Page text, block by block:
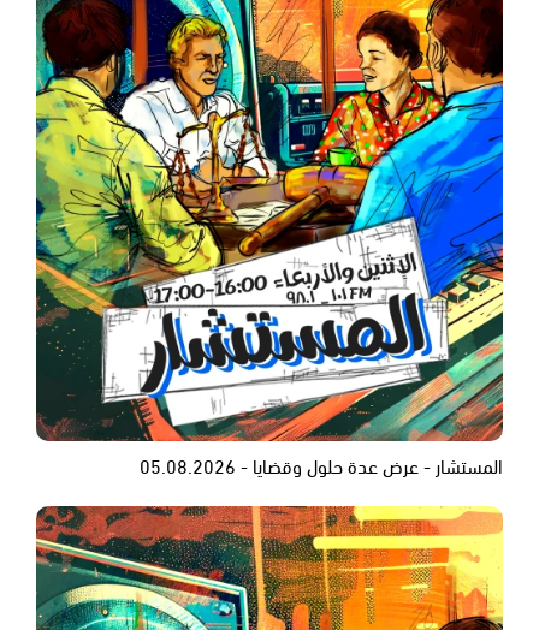
المستشار - عرض عدة حلول وقضايا - 05.08.2026